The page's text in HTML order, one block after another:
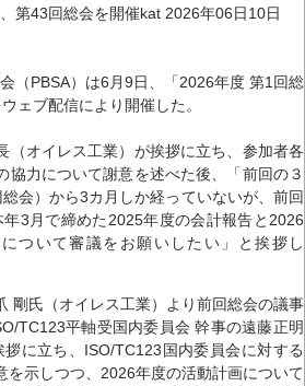
第43回総会を開催kat 2026年06日10日
（PBSA）は6月9日、「2026年度 第1回総
ェブ配信により開催した。
オイレス工業）が挨拶に立ち、参加者各
協力について謝意を述べた後、「前回の３
会）から3カ月しか経っていないが、前回
3月で締めた2025年度の会計報告と2026
ついて審議をお願いしたい」と挨拶し
剛氏（オイレス工業）より前回総会の議事
TC123平軸受国内委員会 幹事の遠藤正明
に立ち、ISO/TC123国内委員会に対する
を示しつつ、2026年度の活動計画について